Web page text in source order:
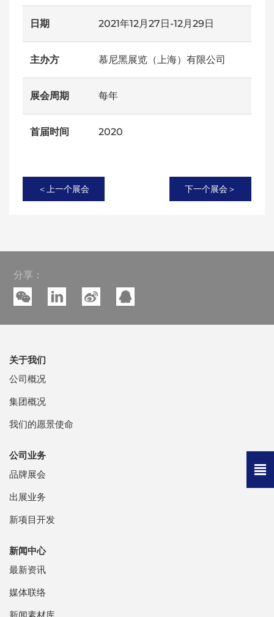
日期 2021年12月27日-12月29日
主办方 慕尼黑展览（上海）有限公司
展会周期 每年
首届时间 2020
＜上一个展会 下一个展会＞
分享：
关于我们
公司概况
集团概况
我们的愿景使命
公司业务
品牌展会
出展业务
新项目开发
新闻中心
最新资讯
媒体联络